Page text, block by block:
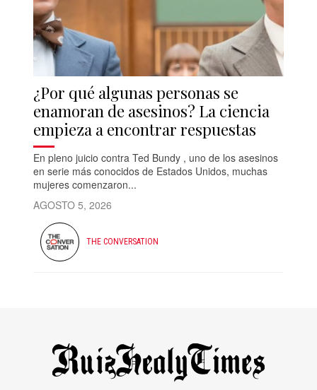
¿Por qué algunas personas se
enamoran de asesinos? La ciencia
empieza a encontrar respuestas
En pleno juicio contra Ted Bundy , uno de los asesinos
en serie más conocidos de Estados Unidos, muchas
mujeres comenzaron...
AGOSTO 5, 2026
THE CONVERSATION